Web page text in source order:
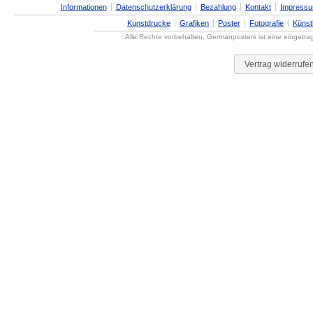
Informationen Datenschutzerklärung Bezahlung Kontakt
Kunstdrucke
Grafiken Poster Fotografie
Alle Rechte vorbehalten. Germanposters ist eine
Vertrag